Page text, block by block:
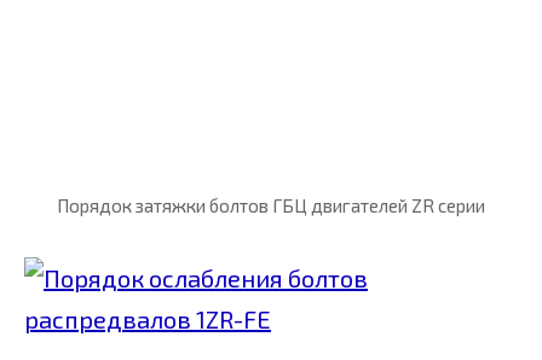
Порядок затяжки болтов ГБЦ двигателей ZR серии